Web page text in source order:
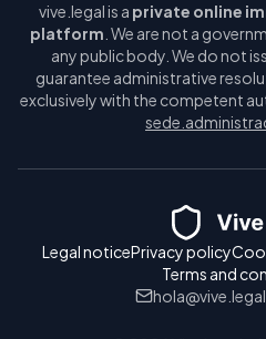
vive.legal is a private online
platform . We are not a
any public body. We do not
guarantee administrative
exclusively with the competent
Legal noticePrivacy policy
Terms and
hola@vive.legal